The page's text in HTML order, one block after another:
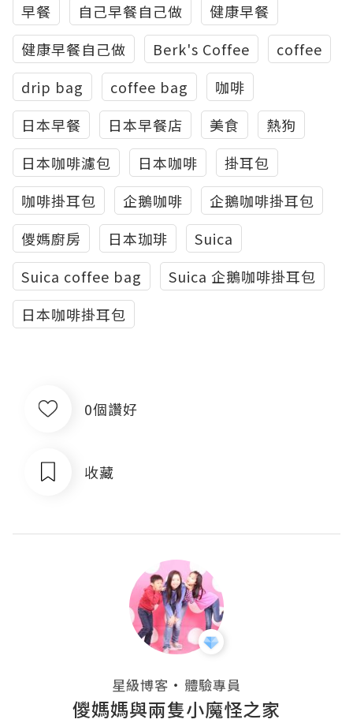
早餐 自己早餐自己做
健康早餐
健康早餐自己做
Berk's Coffee
coffee
drip bag
coffee bag
咖啡
日本早餐
日本早餐店 美食
熱狗
日本咖啡濾包
日本咖啡
掛耳包
咖啡掛耳包
企鵝咖啡
企鵝咖啡掛耳包
儍媽廚房
日本珈琲
Suica
Suica coffee bag
Suica 企鵝咖啡掛耳包
日本咖啡掛耳包
0個讚好
收藏
星級博客 ・ 體驗專員
儍媽媽與兩隻小魔怪之家